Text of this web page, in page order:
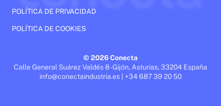
POLÍTICA DE PRIVACIDAD
POLÍTICA DE COOKIES
© 2026 Conecta
Calle General Suárez Valdés 8 - Gijón, Asturias, 33204 España
info@conectaindustria.es | +34 687 39 20 50